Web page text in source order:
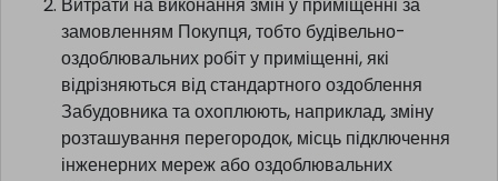
Витрати на виконання змін у приміщенні за
замовленням Покупця, тобто будівельно-
оздоблювальних робіт у приміщенні, які
відрізняються від стандартного оздоблення
Забудовника та охоплюють, наприклад, зміну
розташування перегородок, місць підключення
інженерних мереж або оздоблювальних